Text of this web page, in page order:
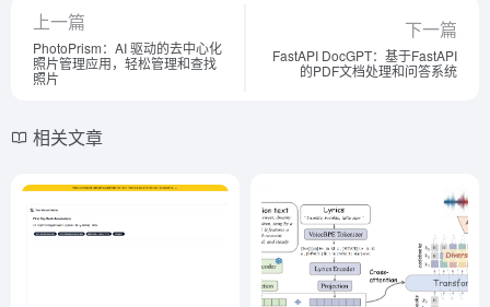
上一篇
PhotoPrism：AI 驱动的去中心化
照片管理应用，轻松管理和查找
照片
下一篇
FastAPI DocGPT：基于FastAPI
的PDF文档处理和问答系统
相关文章